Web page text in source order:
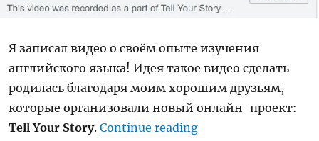
Я записал видео о своём опыте изучения
английского языка! Идея такое видео сделать
родилась благодаря моим хорошим друзьям,
которые организовали новый онлайн-проект:
Tell Your Story.Continue reading“Видео для группы